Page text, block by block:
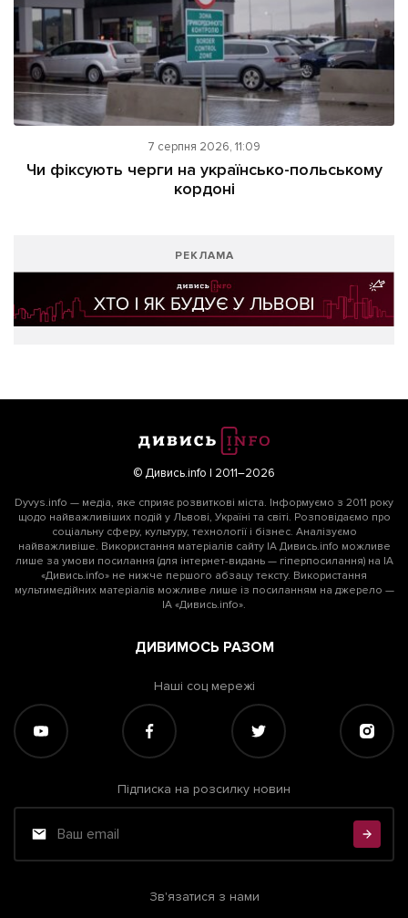
7 серпня 2026, 11:09
Чи фіксують черги на українсько-польському
кордоні
РЕКЛАМА
© Дивись.info | 2011–2026
Dyvys.info — медіа, яке сприяє розвиткові міста. Інформуємо з 2011 року
щодо найважливіших подій у Львові, Україні та світі. Розповідаємо про
соціальну сферу, культуру, технології і бізнес. Аналізуємо
найважливіше. Використання матеріалів сайту ІА Дивись.info можливе
лише за умови посилання (для інтернет-видань — гіперпосилання) на ІА
«Дивись.info» не нижче першого абзацу тексту. Використання
мультимедійних матеріалів можливе лише із посиланням на джерело —
ІА «Дивись.info».
ДИВИМОСЬ РАЗОМ
Наші соц мережі
Підписка на розсилку новин
Зв'язатися з нами